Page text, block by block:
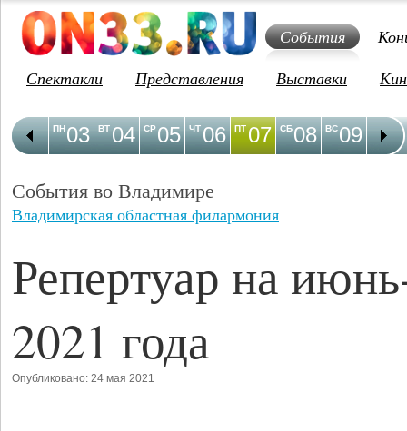
События
Спектакли
Представления Выставки
03
ПН 04
ВТ 05
СР 06
ЧТ 07
ПТ 08
СБ 09
ВС 10
ПН
События во Владимире
Владимирская областная филармония
Репертуар на
2021 года
Опубликовано: 24 мая 2021